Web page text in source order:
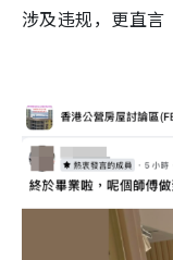
涉及违规，更直